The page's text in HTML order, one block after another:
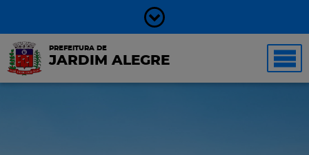
PREFEITURA DE
JARDIM ALEGRE